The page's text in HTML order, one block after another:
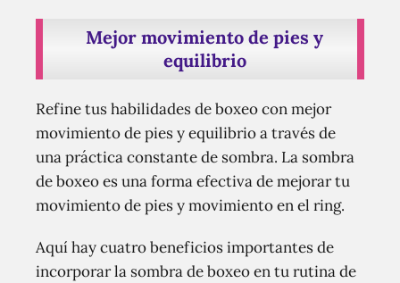
Mejor movimiento de pies y
equilibrio
Refine tus habilidades de boxeo con mejor
movimiento de pies y equilibrio a través de
una práctica constante de sombra. La sombra
de boxeo es una forma efectiva de mejorar tu
movimiento de pies y movimiento en el ring.
Aquí hay cuatro beneficios importantes de
incorporar la sombra de boxeo en tu rutina de